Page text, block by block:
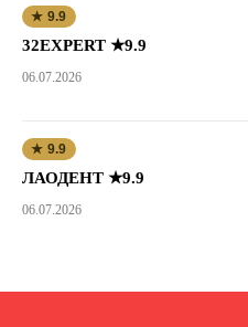
★ 9.9
32EXPERT ★9.9
06.07.2026
★ 9.9
ЛАОДЕНТ ★9.9
06.07.2026